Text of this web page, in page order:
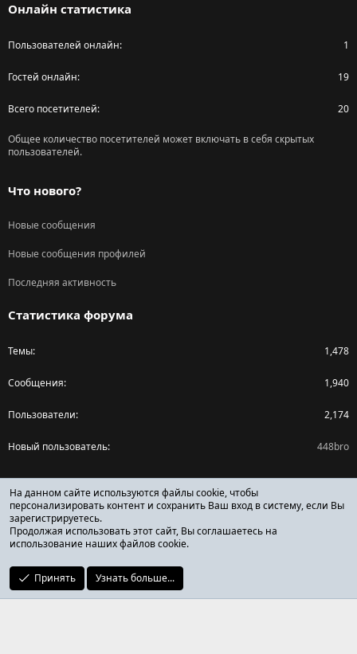
Онлайн статистика
Пользователей онлайн 1
Гостей онлайн 19
Всего посетителей 20
Общее количество посетителей может включать в себя скрытых
пользователей.
Что нового?
Новые сообщения
Новые сообщения профилей
Последняя активность
Статистика форума
Темы 1,478
Сообщения 1,940
Пользователи 2,174
Новый пользователь 448bro
Поделиться страницей
Facebook
X (Twitter)
Reddit
ОТЗЫВЫ ОНЛАЙН ФОРУМ
На данном сайте используются файлы cookie, чтобы
персонализировать контент и сохранить Ваш вход в систему, если Вы
зарегистрируетесь.
Продолжая использовать этот сайт, Вы соглашаетесь на
использование наших файлов cookie.
Принять Узнать больше...